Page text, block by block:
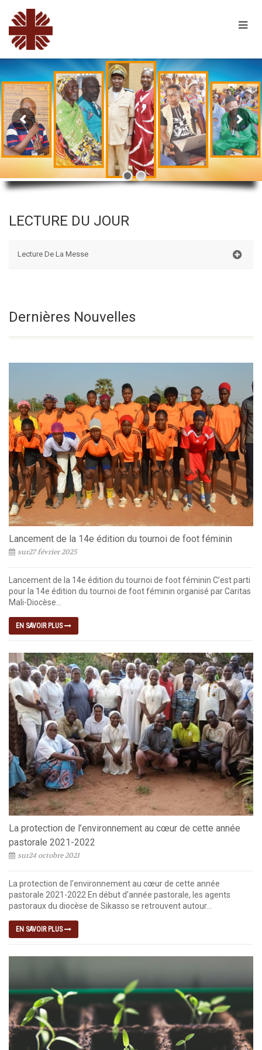
LECTURE DU JOUR
Lecture De La Messe
Dimanche Du
Temps Ordinaire
Dernières Nouvelles
Lancement de la 14e édition du tournoi de foot féminin
sur27 février 2025
Lancement de la 14e édition du tournoi de foot féminin C’est parti
pour la 14e édition du tournoi de foot féminin organisé par Caritas
Mali-Diocèse...
EN SAVOIR PLUS
La protection de l’environnement au cœur de cette année
pastorale 2021-2022
sur24 octobre 2021
La protection de l’environnement au cœur de cette année
pastorale 2021-2022 En début d’année pastorale, les agents
pastoraux du diocèse de Sikasso se retrouvent autour...
EN SAVOIR PLUS